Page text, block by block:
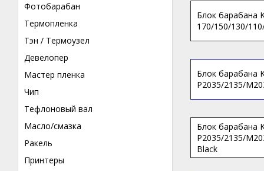
Фотобарабан
Термопленка
Тэн / Термоузел
Девелопер
Мастер пленка
Чип
Тефлоновый вал
Масло/смазка
Ракель
Принтеры
Блок барабана
170/150/130/
Блок барабана
P2035/2135/
Блок барабана
P2035/2135/
Black